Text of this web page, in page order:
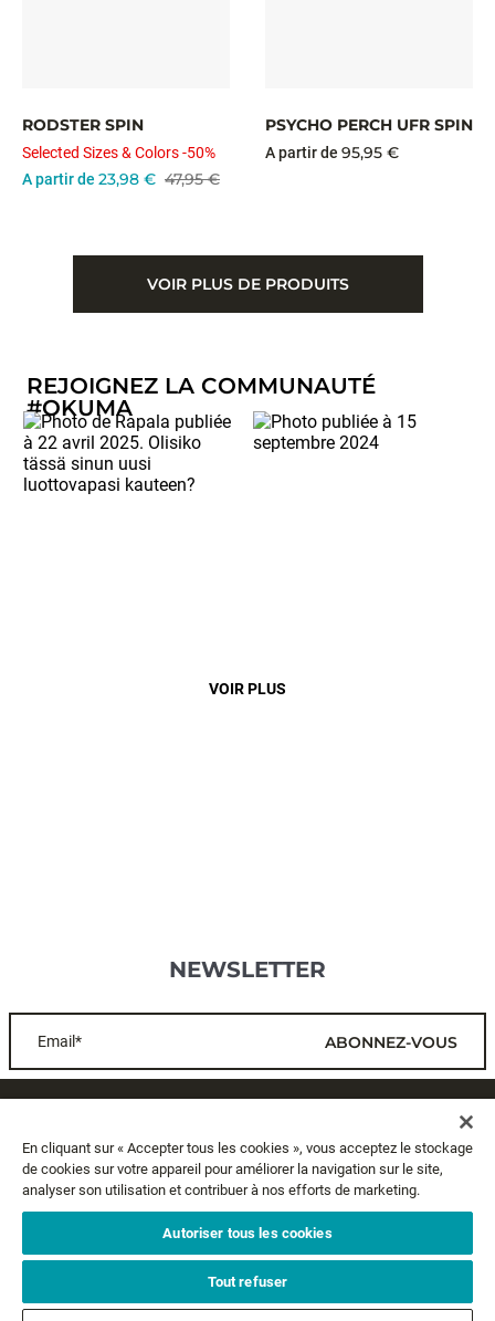
RODSTER SPIN
Selected Sizes & Colors -50%
A partir de
47,95 €
23,98 €
PSYCHO PERCH UFR SPIN
A partir de 95,95 €
VOIR PLUS DE PRODUITS
VOIR PLUS
REJOIGNEZ LA COMMUNAUTÉ
#OKUMA
NEWSLETTER
Email* ABONNEZ-VOUS
A PROPOS
MENTIONS LÉGALES
SUIVEZ-NOUS
En cliquant sur « Accepter tous les cookies », vous acceptez le stockage
de cookies sur votre appareil pour améliorer la navigation sur le site,
analyser son utilisation et contribuer à nos efforts de marketing.
Autoriser tous les cookies
Tout refuser